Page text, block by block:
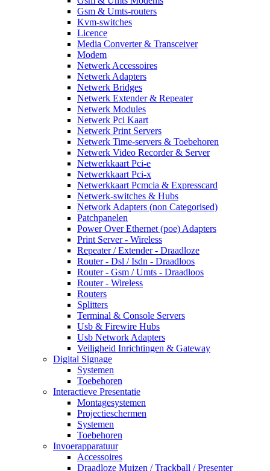
Gsm & Umts-routers
Kvm-switches
Licence
Media Converter & Transceiver
Modem
Netwerk Accessoires
Netwerk Adapters
Netwerk Bridges
Netwerk Extender & Repeater
Netwerk Modules
Netwerk Pci Kaart
Netwerk Print Servers
Netwerk Time-servers & Toebehoren
Netwerk Video Recorder & Server
Netwerkkaart Pci-e
Netwerkkaart Pci-x
Netwerkkaart Pcmcia & Expresscard
Netwerk-switches & Hubs
Network Adapters (non Categorised)
Patchpanelen
Power Over Ethernet (poe) Adapters
Print Server - Wireless
Repeater / Extender - Draadloze
Router - Dsl / Isdn - Draadloos
Router - Gsm / Umts - Draadloos
Router - Wireless
Routers
Splitters
Terminal & Console Servers
Usb & Firewire Hubs
Usb Network Adapters
Veiligheid Inrichtingen & Gateway
Digital Signage
Systemen
Toebehoren
Interactieve Presentatie
Montagesystemen
Projectieschermen
Systemen
Toebehoren
Invoerapparatuur
Accessoires
Draadloze Muizen / Trackball / Presenter